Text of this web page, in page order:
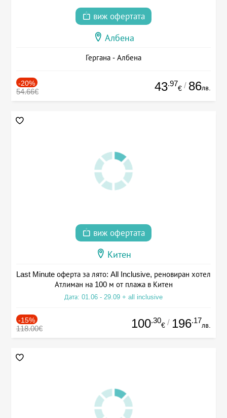
виж офертата
Албена
Гергана - Албена
-20%
54.66€ 43.97
€ / 86лв.
виж офертата
Китен
Last Minute оферта за лято: All Inclusive, реновиран хотел
Атлиман на 100 м от плажа в Китен
Дата: 01.06 - 29.09 + all inclusive
-15%
118.00€ 100.30
€ / 196.17
лв.